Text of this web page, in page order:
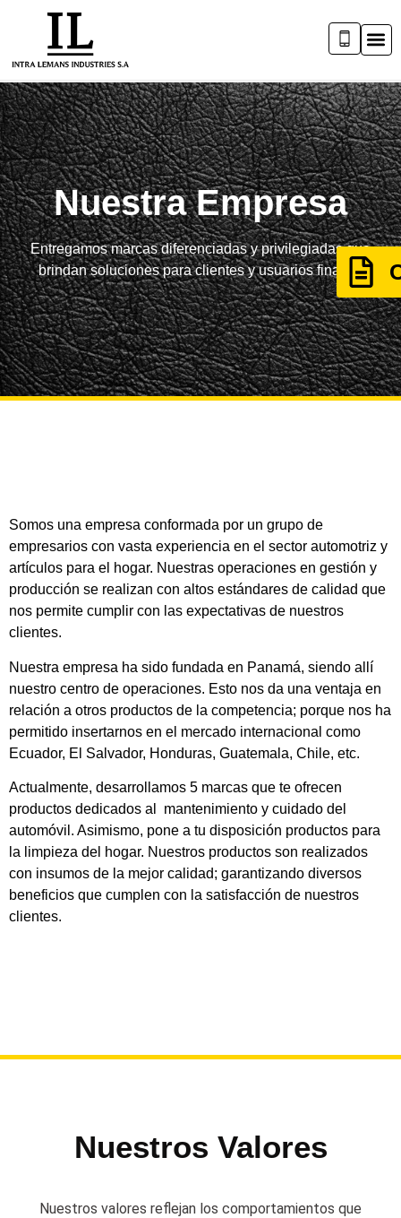
Nuestra Empresa
Entregamos marcas diferenciadas y privilegiadas que
brindan soluciones para clientes y usuarios finales.
Somos una empresa conformada por un grupo de
empresarios con vasta experiencia en el sector automotriz y
artículos para el hogar. Nuestras operaciones en gestión y
producción se realizan con altos estándares de calidad que
nos permite cumplir con las expectativas de nuestros
clientes.
Nuestra empresa ha sido fundada en Panamá, siendo allí
nuestro centro de operaciones. Esto nos da una ventaja en
relación a otros productos de la competencia; porque nos ha
permitido insertarnos en el mercado internacional como
Ecuador, El Salvador, Honduras, Guatemala, Chile, etc.
Actualmente, desarrollamos 5 marcas que te ofrecen
productos dedicados al mantenimiento y cuidado del
automóvil. Asimismo, pone a tu disposición productos para
la limpieza del hogar. Nuestros productos son realizados
con insumos de la mejor calidad; garantizando diversos
beneficios que cumplen con la satisfacción de nuestros
clientes.
Nuestros Valores
Nuestros valores reflejan los comportamientos que